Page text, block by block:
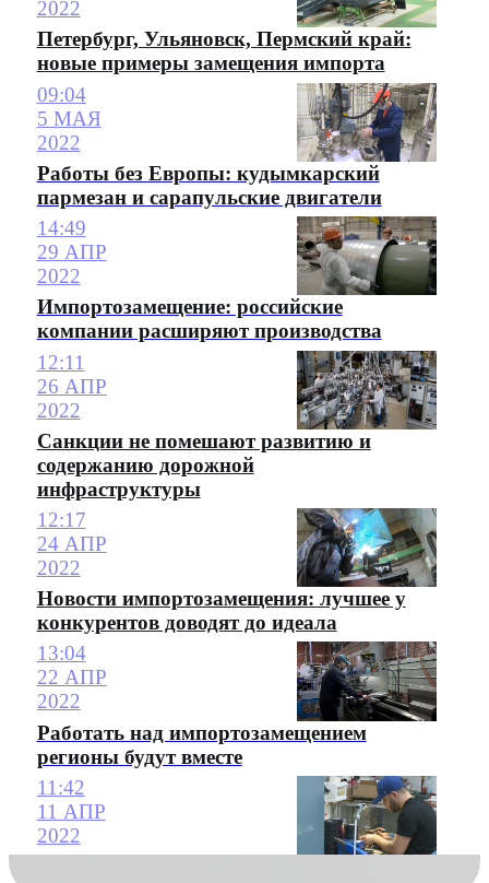
2022
Петербург, Ульяновск, Пермский край:
новые примеры замещения импорта
09:04
5 МАЯ
2022
Работы без Европы: кудымкарский
пармезан и сарапульские двигатели
14:49
29 АПР
2022
Импортозамещение: российские
компании расширяют производства
12:11
26 АПР
2022
Санкции не помешают развитию и
содержанию дорожной
инфраструктуры
12:17
24 АПР
2022
Новости импортозамещения: лучшее у
конкурентов доводят до идеала
13:04
22 АПР
2022
Работать над импортозамещением
регионы будут вместе
11:42
11 АПР
2022